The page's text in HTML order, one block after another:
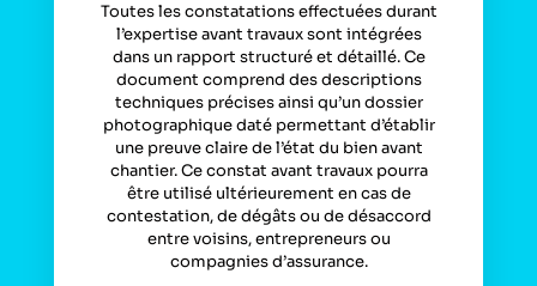
Toutes les constatations effectuées durant
l’expertise avant travaux sont intégrées
dans un rapport structuré et détaillé. Ce
document comprend des descriptions
techniques précises ainsi qu’un dossier
photographique daté permettant d’établir
une preuve claire de l’état du bien avant
chantier. Ce constat avant travaux pourra
être utilisé ultérieurement en cas de
contestation, de dégâts ou de désaccord
entre voisins, entrepreneurs ou
compagnies d’assurance.